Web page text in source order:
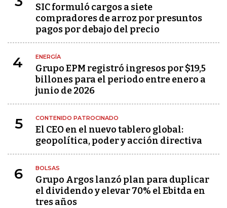
SIC formuló cargos a siete
compradores de arroz por presuntos
pagos por debajo del precio
4 ENERGÍA
Grupo EPM registró ingresos por $19,5
billones para el periodo entre enero a
junio de 2026
5 CONTENIDO PATROCINADO
El CEO en el nuevo tablero global:
geopolítica, poder y acción directiva
6 BOLSAS
Grupo Argos lanzó plan para duplicar
el dividendo y elevar 70% el Ebitda en
tres años